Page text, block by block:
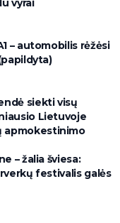
vyrai
– automobilis rėžėsi
siekti visų
Lietuvoje
apmokestinimo
– žalia šviesa:
festivalis galės